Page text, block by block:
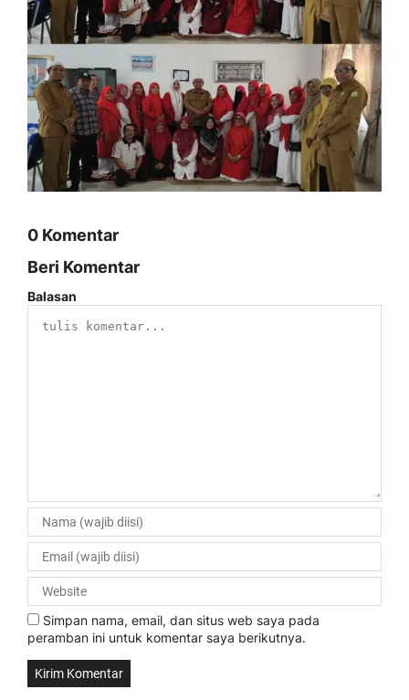
0 Komentar
Beri Komentar
Balasan
Simpan nama, email, dan situs web saya pada
peramban ini untuk komentar saya berikutnya.